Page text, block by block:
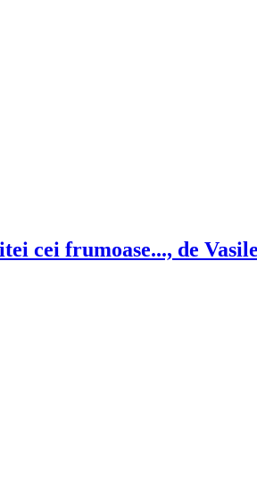
cei frumoase..., de